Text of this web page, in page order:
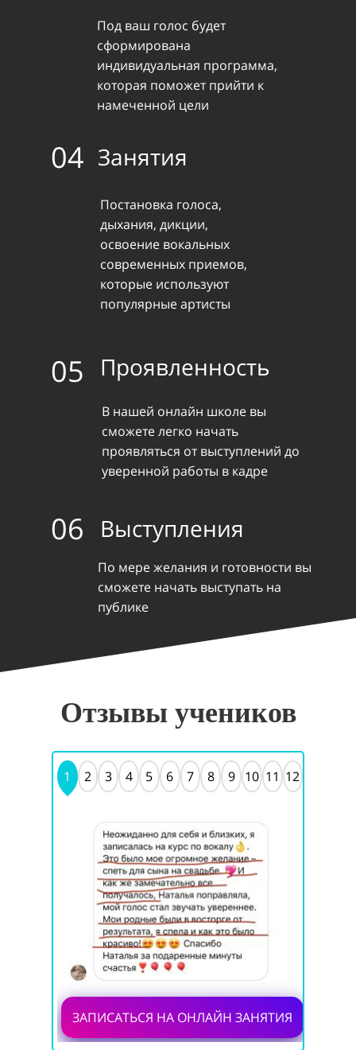
04
05
06
Занятия
Проявленность
Выступления
Под ваш голос будет
сформирована
индивидуальная программа,
которая поможет прийти к
намеченной цели
В нашей онлайн школе вы
сможете легко начать
проявляться от выступлений до
уверенной работы в кадре
Постановка голоса,
дыхания, дикции,
освоение вокальных
современных приемов,
которые используют
популярные артисты
По мере желания и готовности вы
сможете начать выступать на
публике
1 2 3 4 5 6 7 8 9 10 11 12
ЗАПИСАТЬСЯ НА ОНЛАЙН ЗАНЯТИЯ
Отзывы учеников